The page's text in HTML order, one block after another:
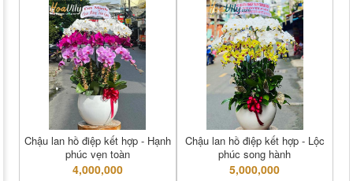
Chậu lan hồ điệp kết hợp - Hạnh
phúc vẹn toàn
4,000,000
Chậu lan hồ điệp kết hợp - Lộc
phúc song hành
5,000,000